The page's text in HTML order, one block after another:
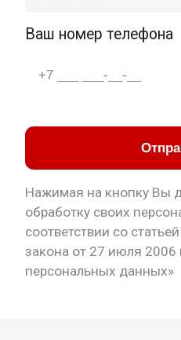
Ваш номер телефона
Нажимая на кнопку Вы
обработку своих
соответствии со
закона от 27 июля 2006
персональных данных»